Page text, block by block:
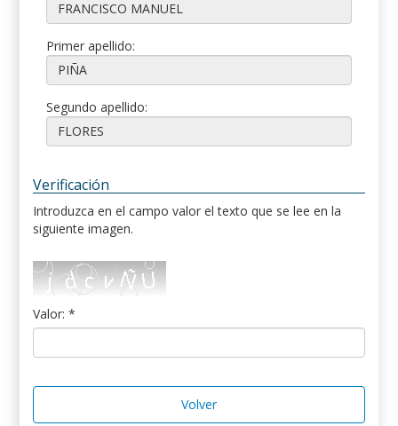
Primer apellido:
Segundo apellido:
Verificación
Introduzca en el campo valor el texto que se lee en la
siguiente imagen.
Valor: *
Volver